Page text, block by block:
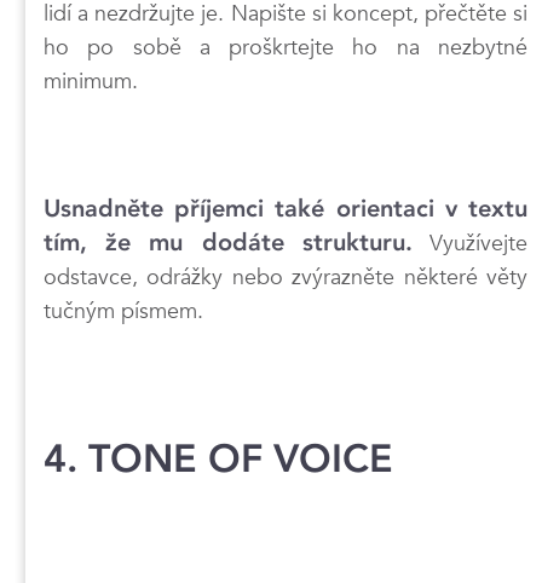
lidí a nezdržujte je. Napište si koncept, přečtěte si
ho po sobě a proškrtejte ho na nezbytné
minimum.
Usnadněte příjemci také orientaci v textu
tím, že mu dodáte strukturu. Využívejte
odstavce, odrážky nebo zvýrazněte některé věty
tučným písmem.
4. TONE OF VOICE